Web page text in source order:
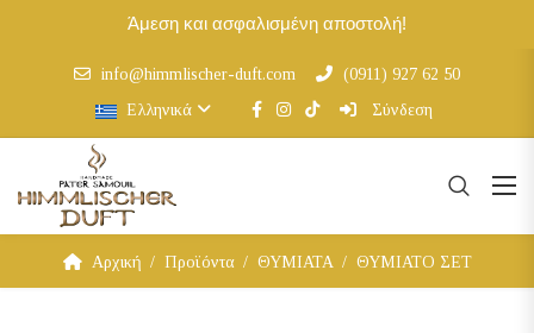
Άμεση και ασφαλισμένη αποστολή!
info@himmlischer-duft.com
(0911) 927 62 50
Ελληνικά
Σύνδεση
Αρχική Προϊόντα ΘΥΜΙΑΤΑ ΘΥΜΙΑΤΟ ΣΕΤ